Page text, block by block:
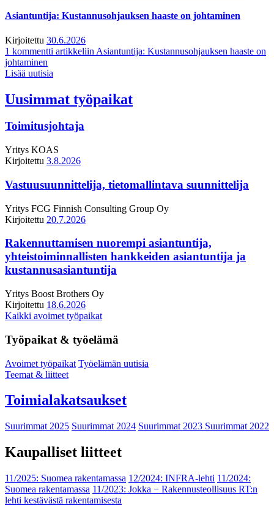
Asiantuntija: Kustannusohjauksen haaste on johtaminen
Kirjoitettu 30.6.2026
1 kommentti artikkeliin Asiantuntija: Kustannusohjauksen haaste on
johtaminen
Lisää uutisia
Uusimmat työpaikat
Toimitusjohtaja
Yritys KOAS
Kirjoitettu 3.8.2026
Vastuusuunnittelija, tietomallintava suunnittelija
Yritys FCG Finnish Consulting Group Oy
Kirjoitettu 20.7.2026
Rakennuttamisen nuorempi asiantuntija,
yhteistoiminnallisten hankkeiden asiantuntija ja
kustannusasiantuntija
Yritys Boost Brothers Oy
Kirjoitettu 18.6.2026
Kaikki avoimet työpaikat
Työpaikat & työelämä
Avoimet työpaikat Työelämän uutisia
Teemat & liitteet
Toimialakatsaukset
Suurimmat 2025 Suurimmat 2024 Suurimmat 2023 Suurimmat 2022
Kaupalliset liitteet
11/2025: Suomea rakentamassa 12/2024: INFRA-lehti 11/2024:
Suomea rakentamassa 11/2023: Jokka − Rakennusteollisuus RT:n
lehti kestävästä rakentamisesta